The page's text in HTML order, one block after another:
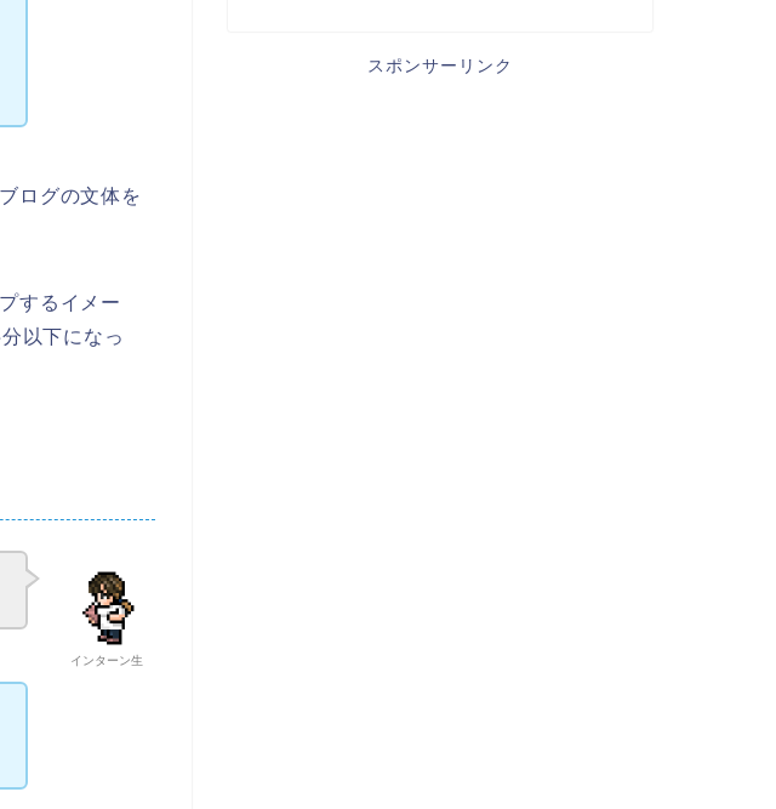
ログの文体を
するイメー
以下になっ
インターン生
スポンサーリンク